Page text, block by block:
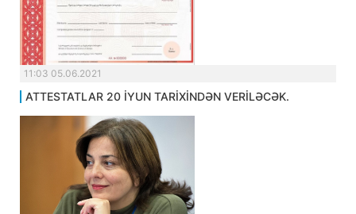
11:03 05.06.2021
ATTESTATLAR 20 İYUN TARİXİNDƏN VERİLƏCƏK.